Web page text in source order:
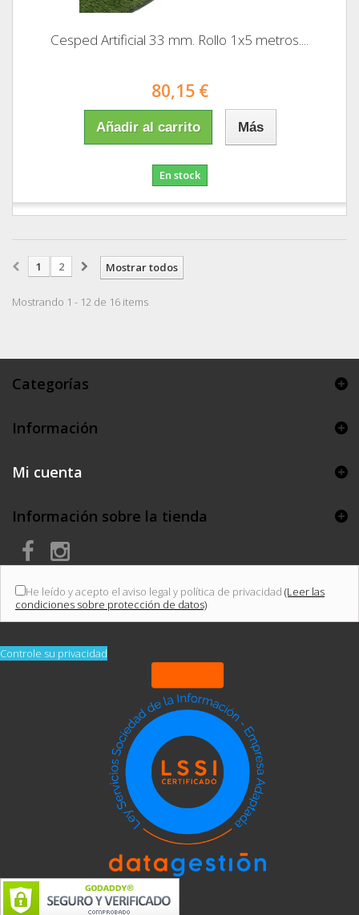
Cesped Artificial 33 mm. Rollo 1x5 metros....
80,15 €
Añadir al carrito Más
En stock
Mostrar todos
1 2
Mostrando 1 - 12 de 16 items
Categorías
Información
Mi cuenta
Información sobre la tienda
He leído y acepto el aviso legal y política de privacidad (Leer las
condiciones sobre protección de datos)
Controle su privacidad